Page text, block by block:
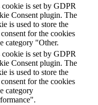
is set by GDPR
Consent plugin. The
is used to store the
for the cookies
category "Other.
is set by GDPR
Consent plugin. The
is used to store the
for the cookies
category